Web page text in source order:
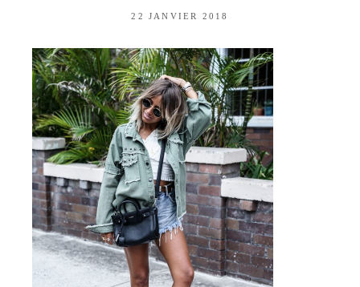
22 JANVIER 2018